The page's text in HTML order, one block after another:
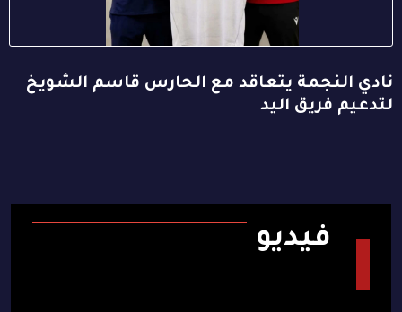
نادي النجمة يتعاقد مع الحارس قاسم الشويخ
لتدعيم فريق اليد
فيديو